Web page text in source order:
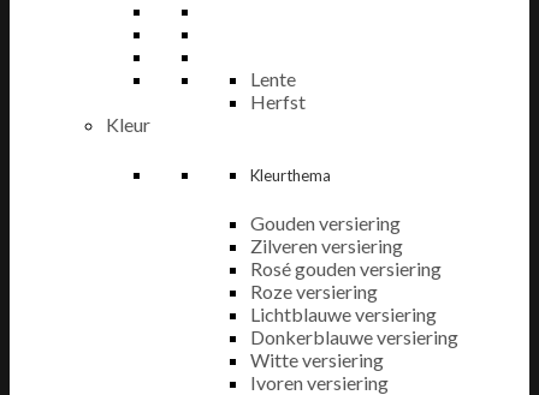
Lente
Herfst
Kleur
Kleurthema
Gouden versiering
Zilveren versiering
Rosé gouden versiering
Roze versiering
Lichtblauwe versiering
Donkerblauwe versiering
Witte versiering
Ivoren versiering